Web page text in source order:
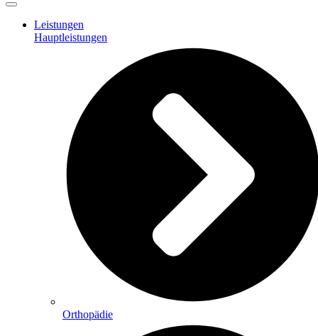
Leistungen
Hauptleistungen
Orthopädie